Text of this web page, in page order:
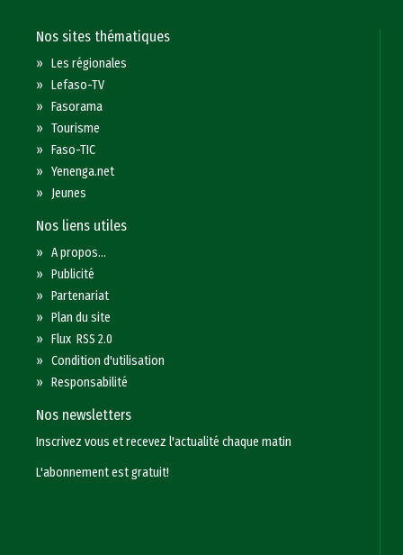
Nos sites thématiques
»Les régionales
»Lefaso-TV
»Fasorama
»Tourisme
»Faso-TIC
»Yenenga.net
» Jeunes
Nos liens utiles
»A propos...
»Publicité
»Partenariat
»Plan du site
»Flux RSS 2.0
»Condition d'utilisation
»Responsabilité
Nos newsletters
Inscrivez vous et recevez l'actualité chaque matin
L'abonnement est gratuit!